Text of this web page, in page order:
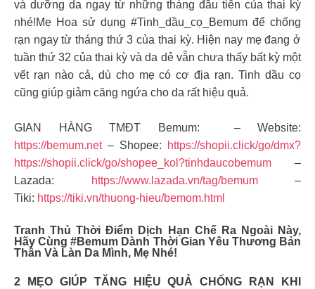
và dưỡng da ngay từ những tháng đầu tiên của thai kỳ
nhé!Mẹ Hoa sử dụng #Tinh_dầu_cọ_Bemum để chống
rạn ngay từ tháng thứ 3 của thai kỳ. Hiện nay mẹ đang ở
tuần thứ 32 của thai kỳ và da dẻ vẫn chưa thấy bất kỳ một
vết rạn nào cả, dù cho mẹ có cơ địa rạn. Tinh dầu cọ
cũng giúp giảm căng ngứa cho da rất hiệu quả.
GIAN HÀNG TMĐT Bemum: – Website:
https://bemum.net– Shopee:
https://shopii.click/go/dmx?
https://shopii.click/go/shopee_kol?tinhdaucobemum –
Lazada:
https://www.lazada.vn/tag/bemum–
Tiki: https://tiki.vn/thuong-hieu/bemom.html
Tranh Thủ Thời Điểm Dịch Hạn Chế Ra Ngoài Này,
Hãy Cùng #Bemum Dành Thời Gian Yêu Thương Bản
Thân Và Làn Da Mình, Mẹ Nhé!
2 MẸO GIÚP TĂNG HIỆU QUẢ CHỐNG RẠN KHI